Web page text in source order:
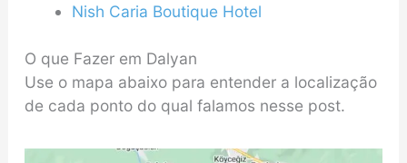
Nish Caria Boutique Hotel
O que Fazer em Dalyan
Use o mapa abaixo para entender a localização
de cada ponto do qual falamos nesse post.